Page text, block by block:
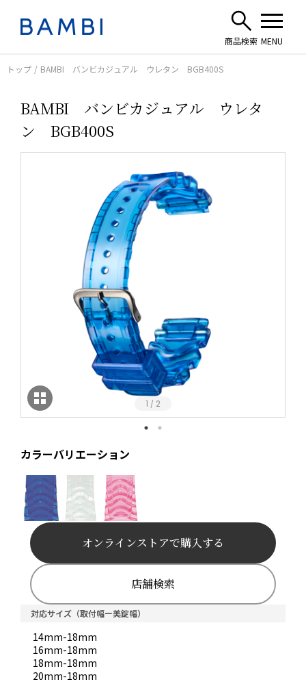
トップ BAMBI バンビカジュアル ウレタン BGB400S
BAMBI バンビカジュアル ウレタ
ン BGB400S
1 / 2
カラーバリエーション
対応サイズ（取付幅ー美錠幅）
14mm-18mm
16mm-18mm
18mm-18mm
20mm-18mm
オンラインストアで購入する
店舗検索